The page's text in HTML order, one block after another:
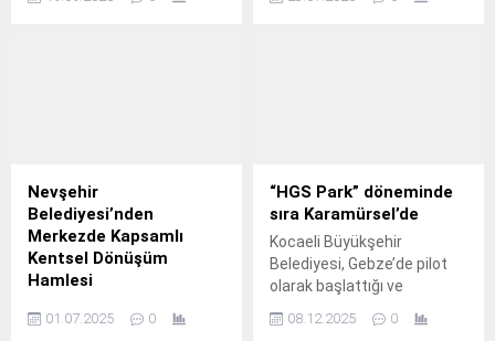
hayata geçirilen “Mahallemi
çağrısında bulundu.
Nevşehir
Belediyesi’nden
Merkezde Kapsamlı
Kentsel Dönüşüm
Hamlesi
tarafından merkez
01.07.2025 0
“HGS Park” döneminde
sıra Karamürsel’de
Kocaeli Büyükşehir
Belediyesi, Gebze’de pilot
olarak başlattığı ve
Park” sistemini şimdi
08.12.2025 0